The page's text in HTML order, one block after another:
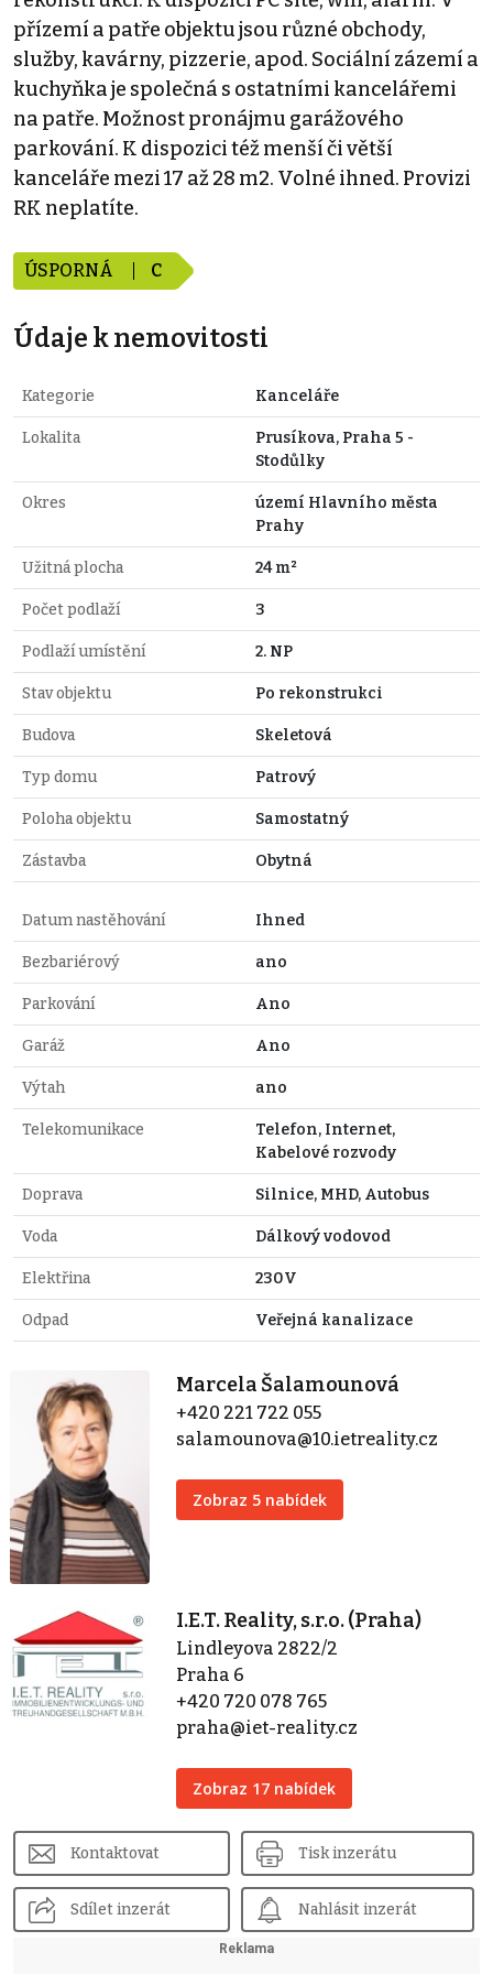
přízemí a patře objektu jsou různé obchody,
služby, kavárny, pizzerie, apod. Sociální zázemí a
kuchyňka je společná s ostatními kancelářemi
na patře. Možnost pronájmu garážového
parkování. K dispozici též menší či větší
kanceláře mezi 17 až 28 m2. Volné ihned. Provizi
RK neplatíte.
ÚSPORNÁ C
Údaje k nemovitosti
Kategorie Kanceláře
Lokalita
Prusíkova, Praha 5 -
Stodůlky
Okres
území Hlavního města
Prahy
Užitná plocha 24 m²
Počet podlaží 3
Podlaží umístění 2. NP
Stav objektu Po rekonstrukci
Budova Skeletová
Typ domu Patrový
Poloha objektu Samostatný
Zástavba Obytná
Datum nastěhování Ihned
Bezbariérový ano
Parkování Ano
Garáž Ano
Výtah ano
Telekomunikace
Telefon, Internet,
Kabelové rozvody
Doprava Silnice, MHD, Autobus
Voda Dálkový vodovod
Elektřina 230V
Odpad Veřejná kanalizace
Marcela Šalamounová
+420 221 722 055
salamounova@10.ietreality.cz
Zobraz 5 nabídek
I.E.T. Reality, s.r.o. (Praha)
Lindleyova 2822/2
Praha 6
+420 720 078 765
praha@iet-reality.cz
Zobraz 17 nabídek
Kontaktovat Tisk inzerátu
Sdílet inzerát Nahlásit inzerát